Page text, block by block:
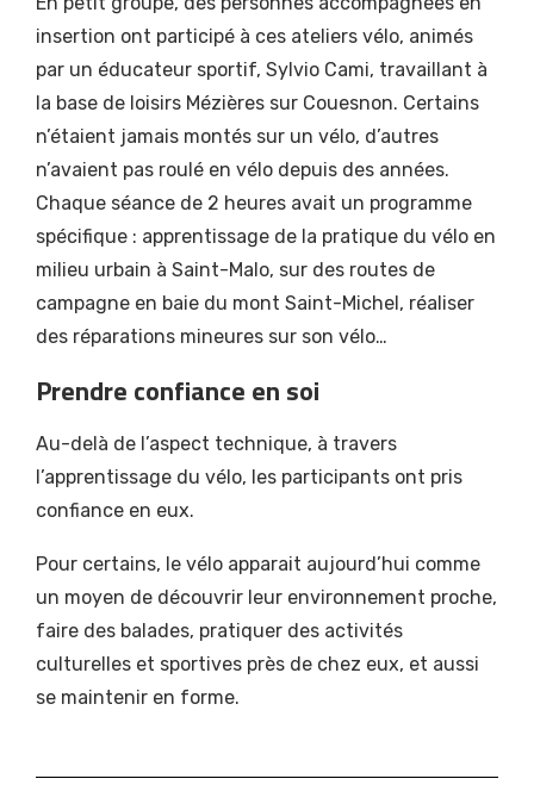
insertion ont participé à ces ateliers vélo, animés
par un éducateur sportif, Sylvio Cami, travaillant à
la base de loisirs Mézières sur Couesnon. Certains
n’étaient jamais montés sur un vélo, d’autres
n’avaient pas roulé en vélo depuis des années.
Chaque séance de 2 heures avait un programme
spécifique : apprentissage de la pratique du vélo en
milieu urbain à Saint-Malo, sur des routes de
campagne en baie du mont Saint-Michel, réaliser
des réparations mineures sur son vélo…
Prendre confiance en soi
Au-delà de l’aspect technique, à travers
l’apprentissage du vélo, les participants ont pris
confiance en eux.
Pour certains, le vélo apparait aujourd’hui comme
un moyen de découvrir leur environnement proche,
faire des balades, pratiquer des activités
culturelles et sportives près de chez eux, et aussi
se maintenir en forme.